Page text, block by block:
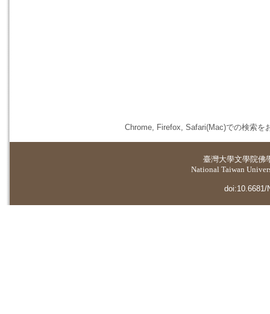
Chrome, Firefox, Safari(Mac)での検索を
臺灣大學文學院佛
National Taiwan
doi:10.6681/